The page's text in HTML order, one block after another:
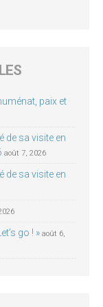
paix et
de sa visite en
août 7, 2026
de sa visite en
go ! » août 6,